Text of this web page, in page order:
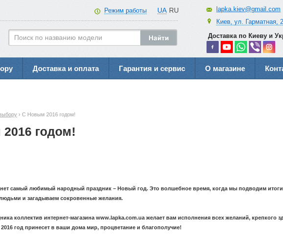
UA RU
Режим работы
lapka.kiev@gmail.com
Киев, ул. Гарматная,
Доставка по Киеву и
Доставка и оплата Гарантия и сервис О магазине
› С Новым 2016 годом!
годом!
самый любимый народный праздник – Новый год. Это волшебное время, когда мы подводим
и загадываем сокровенные желания.
коллектив интернет-магазина www.lapka.com.ua желает вам исполнения всех желаний, крепкого
год принесет в ваши дома мир, процветание и благополучие!